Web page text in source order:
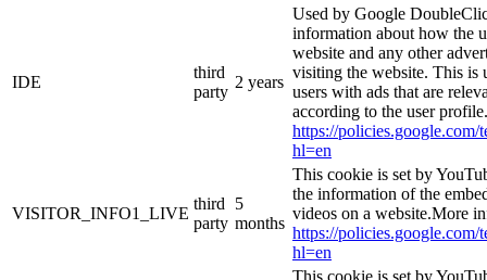
IDE
third
party
2 years
Used by Google
information about how the
website and any other
visiting the website. This is
users with ads that are
according to the user
https://policies.google.com/
hl=en
VISITOR_INFO1_LIVE
third
party
5
months
This cookie is set by
the information of the
videos on a website.More
https://policies.google.com/
hl=en
This cookie is set by